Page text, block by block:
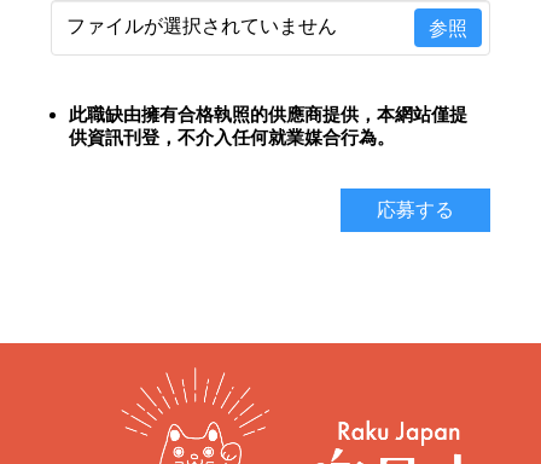
ファイルが選択されていません 参照
此職缺由擁有合格執照的供應商提供， 本網站僅提
供資訊刊登，不介入任何就業媒合行為。
応募する